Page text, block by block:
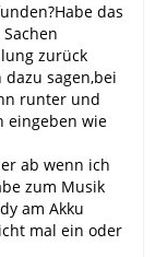
das
zurück
sagen,bei
runter und
eingeben wie
ab wenn ich
zum Musik
am Akku
mal ein oder